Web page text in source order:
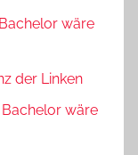
wäre
der Linken
wäre